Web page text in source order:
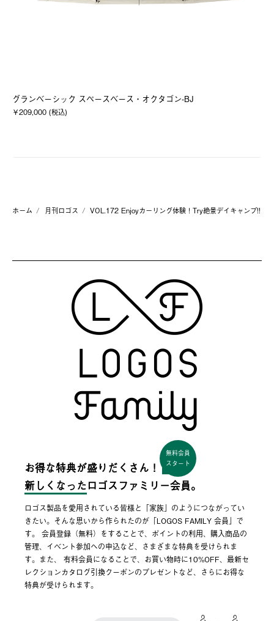
グランベーシック スペースベース・オクタゴン-BJ
￥209,000 (税込)
ホーム 月刊ロゴス VOL.172 Enjoyカーリング体験！Try絶景デイキャンプ!!
お得な特典が盛りだくさん！
無料会員
スタート
新しくなった ロゴスファミリー会員。
ロゴス製品を愛用されている皆様と「家族」のようにつながってい
きたい。そんな思いから作られたのが「LOGOS FAMILY 会員」で
す。 会員登録（無料）をすることで、ポイントの利用、購入商品の
管理、イベント参加への申込など、さまざまな特典を受けられま
す。また、 有料会員になることで、お買い物時に10%OFF、最新セ
レクションカタログ引換クーポンのプレゼントなど、さらにお得な
特典が受けられます。